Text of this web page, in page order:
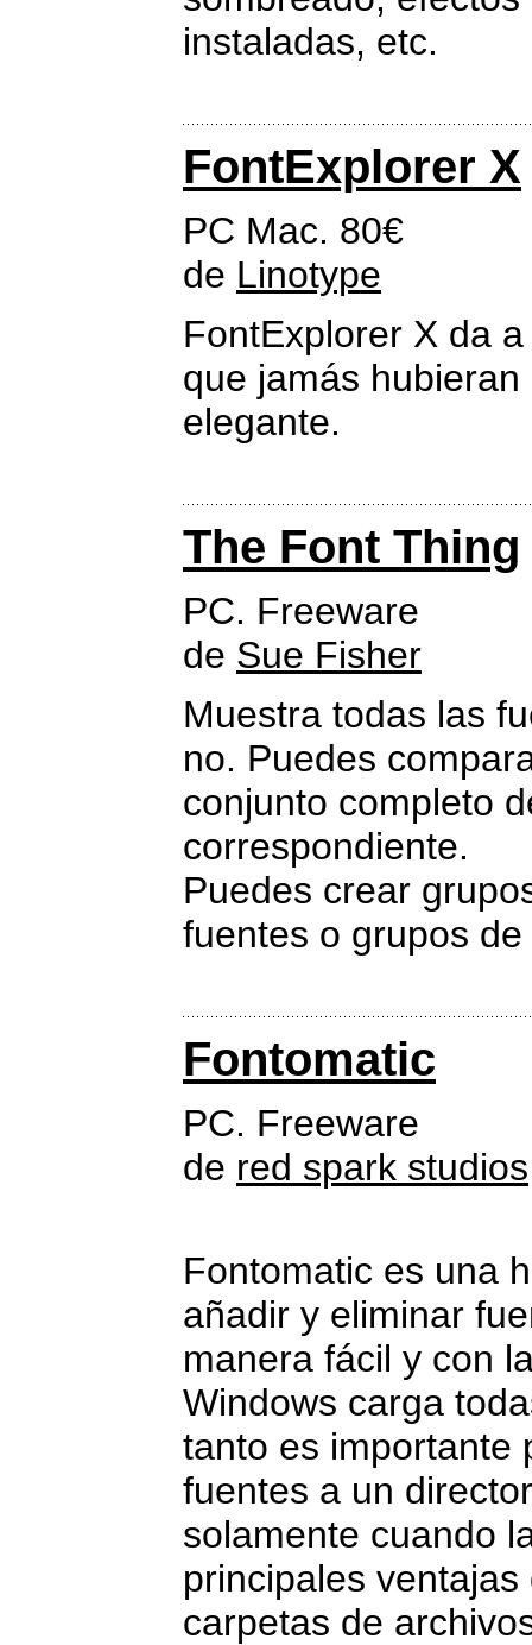
instaladas, etc.
FontExplorer X
PC Mac. 80€
de Linotype
FontExplorer X da
que jamás
elegante.
The Font Thing
PC. Freeware
de Sue Fisher
Muestra todas las
no. Puedes
conjunto completo
correspondiente.
Puedes crear
fuentes o grupos
Fontomatic
PC. Freeware
de red spark studios
Fontomatic es una
añadir y eliminar
manera fácil y con
Windows carga
tanto es importante
fuentes a un
solamente cuando
principales
carpetas de